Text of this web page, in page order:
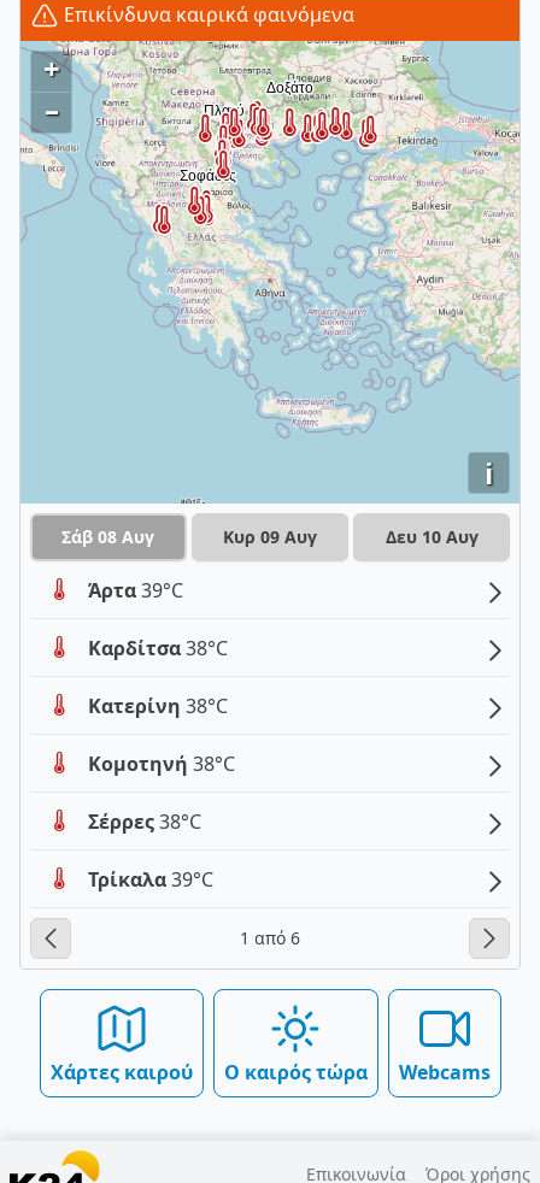
Επικίνδυνα καιρικά φαινόμενα
i
+
–
Σάβ 08 Αυγ Κυρ 09 Αυγ Δευ 10 Αυγ
Άρτα39°C
Καρδίτσα38°C
Κατερίνη 38°C
Κομοτηνή 38°C
Σέρρες38°C
Τρίκαλα39°C
1 από 6
Χάρτες καιρού Ο καιρός τώρα Webcams
Επικοινωνία Όροι χρήσης